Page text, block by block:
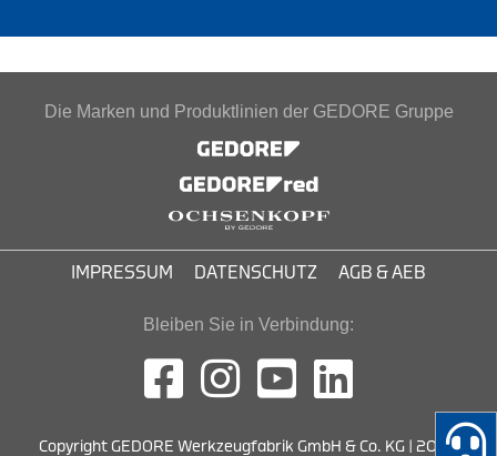
Die Marken und Produktlinien der GEDORE Gruppe
IMPRESSUM DATENSCHUTZ AGB & AEB
Bleiben Sie in Verbindung:
Copyright GEDORE Werkzeugfabrik GmbH & Co. KG | 2026